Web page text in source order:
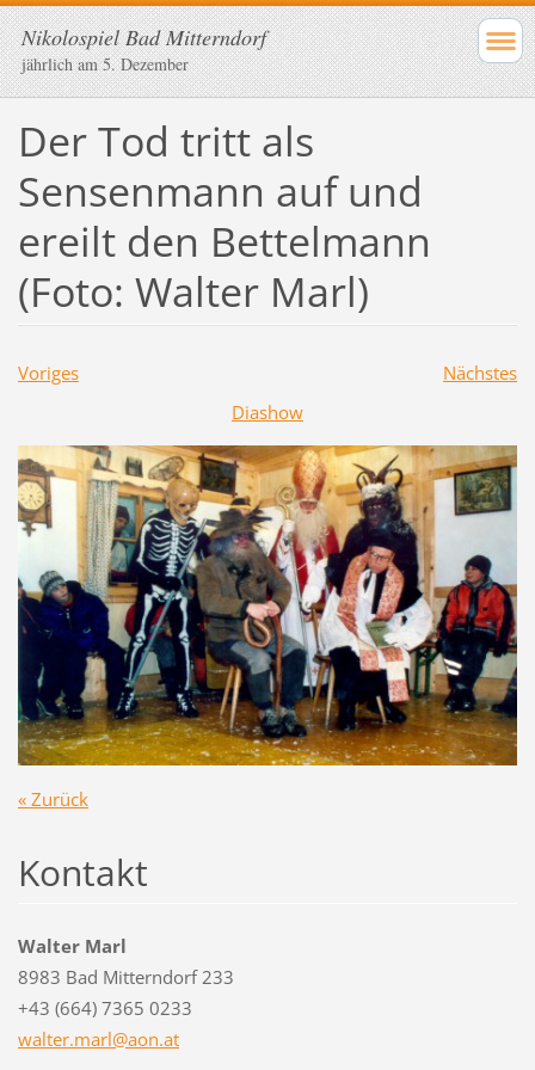
Nikolospiel Bad Mitterndorf
jährlich am 5. Dezember
Der Tod tritt als
Sensenmann auf und
ereilt den Bettelmann
(Foto: Walter Marl)
Voriges
Nächstes
Diashow
« Zurück
Kontakt
Walter Marl
8983 Bad Mitterndorf 233
+43 (664) 7365 0233
walter.marl@aon.at